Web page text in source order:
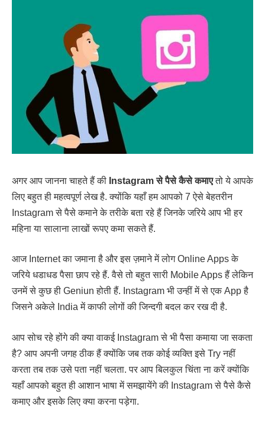
अगर आप जानना चाहते हैं की Instagram से पैसे कैसे कमाएतो ये आपके
लिए बहुत ही महत्वपूर्ण लेख है. क्योंकि यहाँ हम आपको 7 ऐसे बेहतरीन
Instagram से पैसे कमाने के तरीके बता रहे हैं जिनके जरिये आप भी हर
महिना या सालाना लाखों रूपए कमा सकते हैं.
आज Internet का जमाना है और इस ज़माने में लोग Online Apps के
जरिये धडाधड पैसा छाप रहे हैं. वैसे तो बहुत सारी Mobile Apps हैं लेकिन
उनमें से कुछ ही Geniun होती हैं. Instagram भी उन्हीं में से एक App है
जिसने अकेले India में काफी लोगों की जिन्दगी बदल कर रख दी है.
आप सोच रहे होंगे की क्या वाकई Instagram से भी पैसा कमाया जा सकता
है? आप अपनी जगह ठीक हैं क्योंकि जब तक कोई व्यक्ति इसे Try नहीं
करता तब तक उसे पता नहीं चलता. पर आप बिलकुल चिंता ना करें क्योंकि
यहाँ आपको बहुत ही आशान भाषा में समझायेंगे की Instagram से पैसे कैसे
कमाए और इसके लिए क्या करना पड़ेगा.